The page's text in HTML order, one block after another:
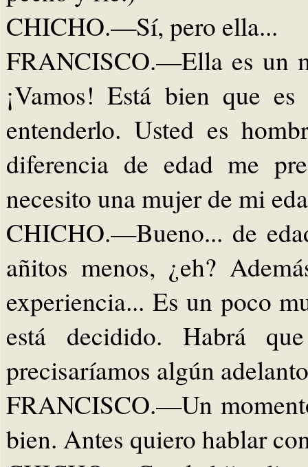
CHICHO.—Sí, pero ella...
FRANCISCO.—Ella es un
¡Vamos! Está bien que
entenderlo. Usted es
diferencia de edad me
necesito una mujer de mi
CHICHO.—Bueno... de
añitos menos, ¿eh?
experiencia... Es un poco
está decidido. Habrá
precisaríamos algún
FRANCISCO.—Un
bien. Antes quiero hablar